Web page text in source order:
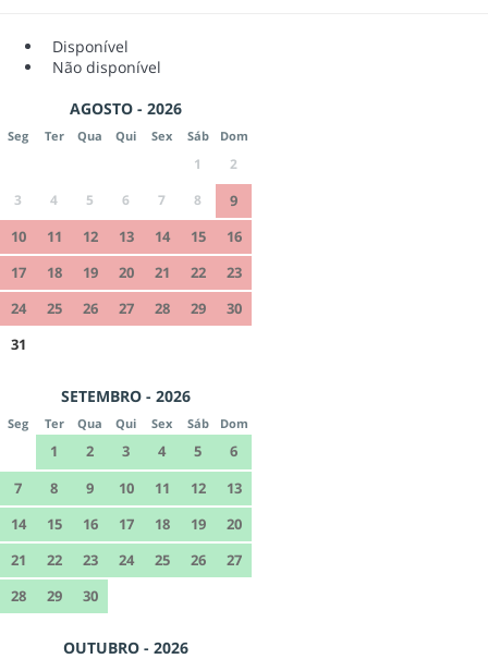
Disponível
Não disponível
AGOSTO - 2026
Seg Ter Qua Qui Sex Sáb Dom
1
2
3
4 5 6 7 8
9
10
11 12 13 14 15
16
17
18 19 20 21 22
23
24
25 26 27 28 29
30
31
SETEMBRO - 2026
Seg Ter Qua Qui Sex Sáb Dom
1 2 3 4 5
6
7
8 9 10 11 12
13
14
15 16 17 18 19
20
21
22 23 24 25 26
27
28
29 30
OUTUBRO - 2026